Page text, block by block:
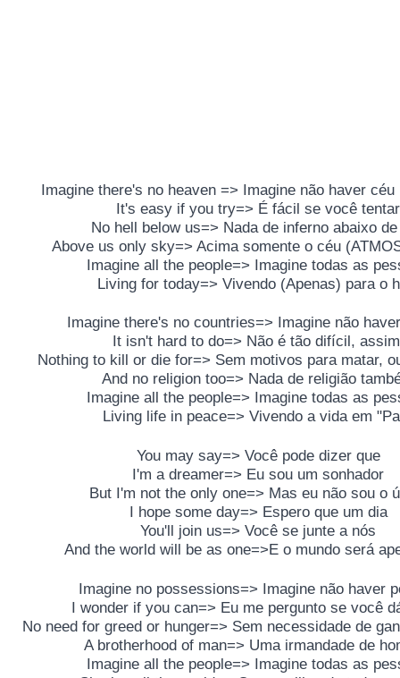
Imagine there's no heaven => Imagine não haver céu
It's easy if you try=> É fácil se você tentar
No hell below us=> Nada de inferno abaixo
Above us only sky=> Acima somente o céu
Imagine all the people=> Imagine todas as
Living for today=> Vivendo (Apenas) para o
Imagine there's no countries=> Imagine não
It isn't hard to do=> Não é tão difícil,
Nothing to kill or die for=> Sem motivos para matar,
And no religion too=> Nada de religião
Imagine all the people=> Imagine todas as
Living life in peace=> Vivendo a vida em
You may say=> Você pode dizer que
I'm a dreamer=> Eu sou um sonhador
But I'm not the only one=> Mas eu não sou o
I hope some day=> Espero que um dia
You'll join us=> Você se junte a nós
And the world will be as one=>E o mundo será
Imagine no possessions=> Imagine não haver
I wonder if you can=> Eu me pergunto se você
No need for greed or hunger=> Sem necessidade de
A brotherhood of man=> Uma irmandade de
Imagine all the people=> Imagine todas as